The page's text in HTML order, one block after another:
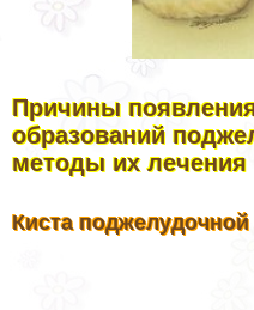
Причины
образований
методы их лечения
Киста